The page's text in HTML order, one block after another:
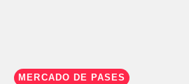
MERCADO DE PASES